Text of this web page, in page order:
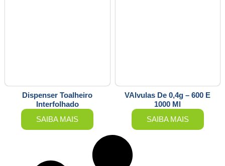
Dispenser Toalheiro
Interfolhado
SAIBA MAIS
VAlvulas De 0,4g – 600 E
1000 Ml
SAIBA MAIS